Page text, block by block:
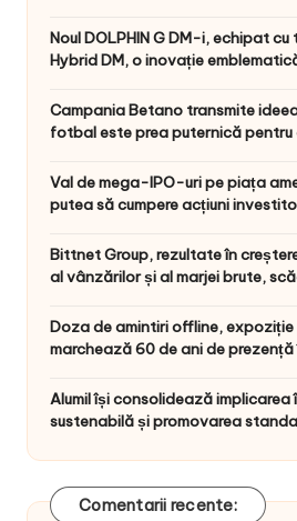
Noul DOLPHIN G DM-i, echipat
Hybrid DM, o inovație
Campania Betano transmite
fotbal este prea puternică pentru
Val de mega-IPO-uri pe piața
putea să cumpere acțiuni
Bittnet Group, rezultate în
al vânzărilor și al marjei brute,
Doza de amintiri offline, expoziție
marchează 60 de ani de prezență
Alumil își consolidează
sustenabilă și promovarea
Comentarii recente: